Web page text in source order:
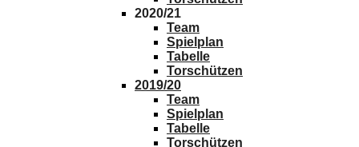
2020/21
Team
Spielplan
Tabelle
Torschützen
2019/20
Team
Spielplan
Tabelle
Torschützen